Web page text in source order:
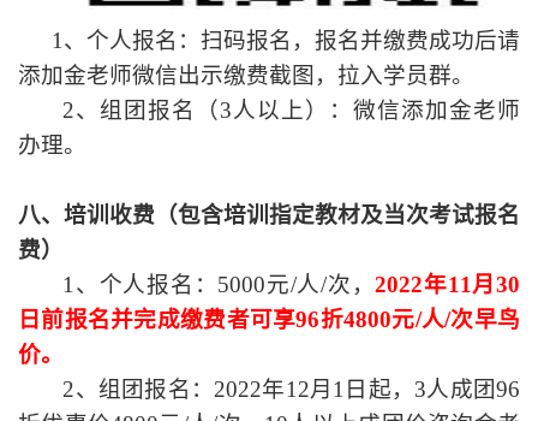
1 、个人报名：扫码报名，报名并缴费成功后请
添加金老师微信出示缴费截图，拉入学员群。
2、组团报名（3人以上）：微信添加金老师
办理。
八、培训收费（包含培训指定教材及当次考试报名
费）
1 、个人报名： 5000元/人/次，2022年11月30
日前报名并完成缴费者可享96折4800元/人/次早鸟
价。
2、组团报名： 2022年12月 1 日起， 3人成团96